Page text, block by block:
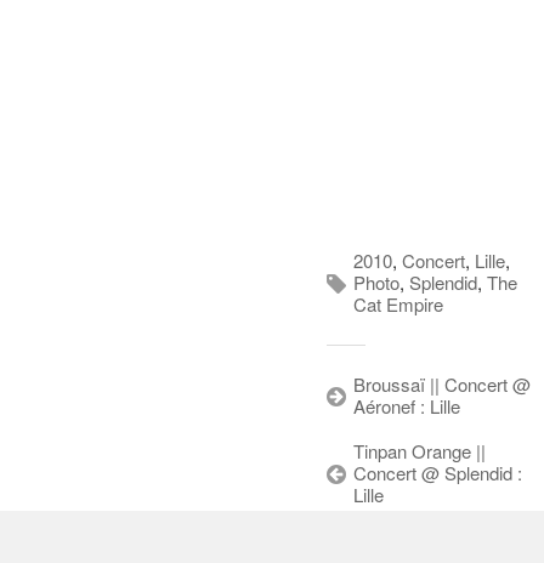
2010, Concert, Lille,
Photo, Splendid, The
Cat Empire
Broussaï || Concert @
Aéronef : Lille
Tinpan Orange ||
Concert @ Splendid :
Lille